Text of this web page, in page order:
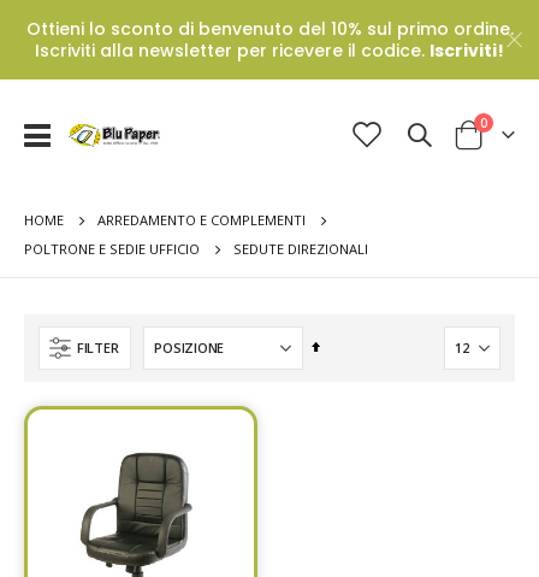
Ottieni lo sconto di benvenuto del 10% sul primo ordine.
Iscriviti alla newsletter per ricevere il codice. Iscriviti!
Toggle
Cart
0Prodotti
HOME
ARREDAMENTO E COMPLEMENTI
POLTRONE E SEDIE UFFICIO
SEDUTE DIREZIONALI
FILTER
Set